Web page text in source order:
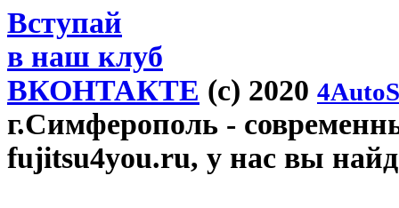
Вступай
в наш клуб
ВКОНТАКТЕ (c) 2020
г.Симферополь -
fujitsu4you.ru, у нас вы